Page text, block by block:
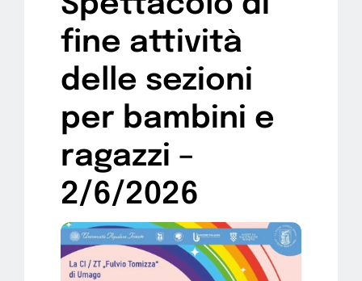
Progetti
Pubblicazioni
Diventa socio
Contattaci
fine attività
delle sezioni
per bambini e
ragazzi –
2/6/2026